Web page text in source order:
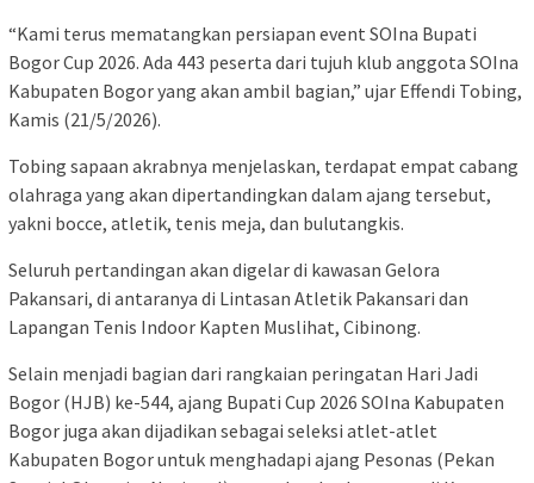
“Kami terus mematangkan persiapan event SOIna Bupati
Bogor Cup 2026. Ada 443 peserta dari tujuh klub anggota SOIna
Kabupaten Bogor yang akan ambil bagian,” ujar Effendi Tobing,
Kamis (21/5/2026).
Tobing sapaan akrabnya menjelaskan, terdapat empat cabang
olahraga yang akan dipertandingkan dalam ajang tersebut,
yakni bocce, atletik, tenis meja, dan bulutangkis.
Seluruh pertandingan akan digelar di kawasan Gelora
Pakansari, di antaranya di Lintasan Atletik Pakansari dan
Lapangan Tenis Indoor Kapten Muslihat, Cibinong.
Selain menjadi bagian dari rangkaian peringatan Hari Jadi
Bogor (HJB) ke-544, ajang Bupati Cup 2026 SOIna Kabupaten
Bogor juga akan dijadikan sebagai seleksi atlet-atlet
Kabupaten Bogor untuk menghadapi ajang Pesonas (Pekan